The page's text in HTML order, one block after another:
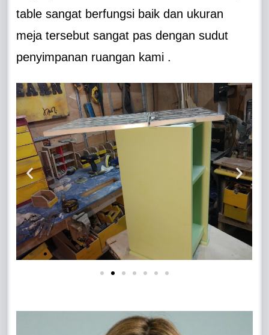
table sangat berfungsi baik dan ukuran
meja tersebut sangat pas dengan sudut
penyimpanan ruangan kami .